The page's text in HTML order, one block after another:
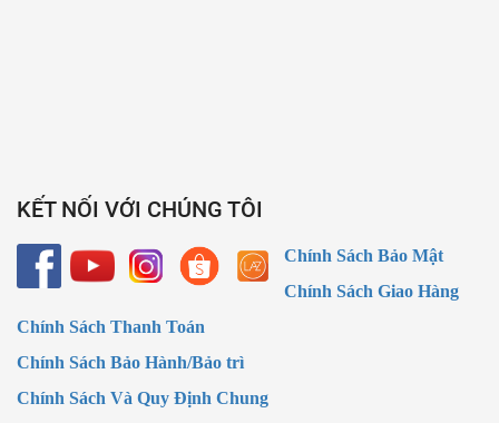
KẾT NỐI VỚI CHÚNG TÔI
Chính Sách Bảo Mật
Chính Sách Giao Hàng
Chính Sách Thanh Toán
Chính Sách Bảo Hành/Bảo trì
Chính Sách Và Quy Định Chung